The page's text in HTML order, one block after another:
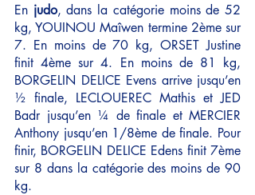
En judo, dans la catégorie moins de 52
kg, YOUINOU Maîwen termine 2ème sur
7. En moins de 70 kg, ORSET Justine
finit 4ème sur 4. En moins de 81 kg,
BORGELIN DELICE Evens arrive jusqu’en
½ finale, LECLOUEREC Mathis et JED
Badr jusqu’en ¼ de finale et MERCIER
Anthony jusqu’en 1/8ème de finale. Pour
finir, BORGELIN DELICE Edens finit 7ème
sur 8 dans la catégorie des moins de 90
kg.